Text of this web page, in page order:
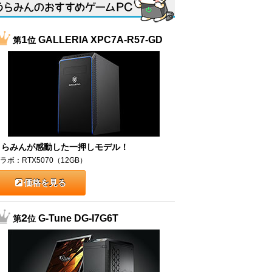
第1位GALLERIA XPC7A-R57-GD
みんが感動した一押しモデル！
ボ：RTX5070（12GB）
価格を見る
第2位G-Tune DG-I7G6T